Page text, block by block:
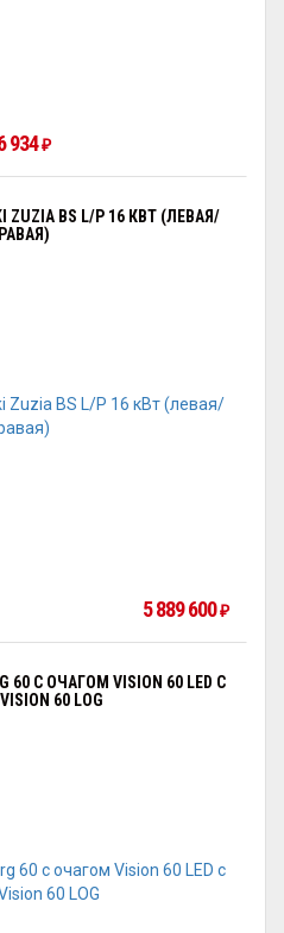
934 ₽
BS L/P 16 КВТ (ЛЕВАЯ/
5 889 600 ₽
60 С ОЧАГОМ VISION 60 LED С
60 LOG